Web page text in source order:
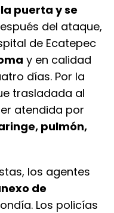
puerta y se
del ataque,
de Ecatepec
y en calidad
días. Por la
trasladada al
atendida por
pulmón,
los agentes
de
Los policías